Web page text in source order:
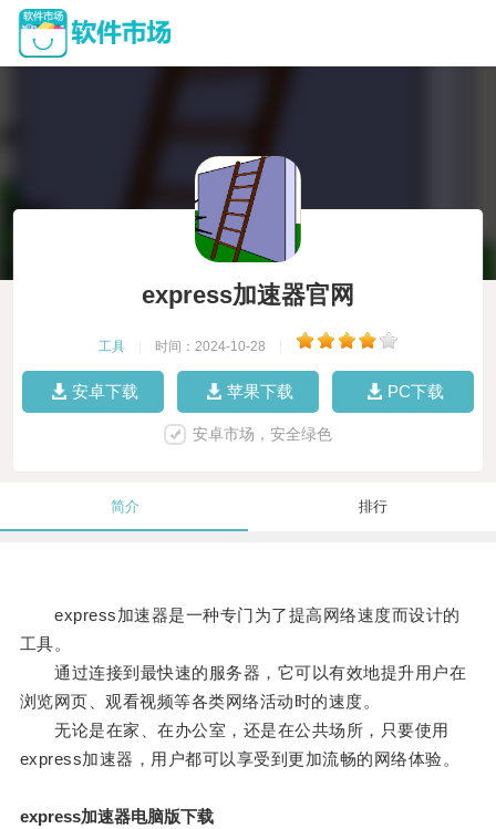
express加速器官网
工具 时间：2024-10-28
安卓下载 苹果下载 PC下载
安卓市场，安全绿色
简介 排行
express加速器是一种专门为了提高网络速度而设计的
工具。
通过连接到最快速的服务器，它可以有效地提升用户在
浏览网页、观看视频等各类网络活动时的速度。
无论是在家、在办公室，还是在公共场所，只要使用
express加速器，用户都可以享受到更加流畅的网络体验。
express加速器电脑版下载